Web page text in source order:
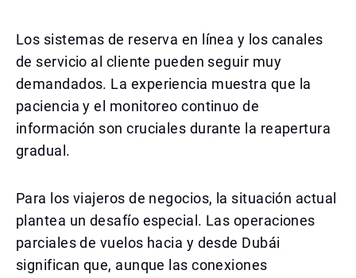
Los sistemas de reserva en línea y los canales
de servicio al cliente pueden seguir muy
demandados. La experiencia muestra que la
paciencia y el monitoreo continuo de
información son cruciales durante la reapertura
gradual.
Para los viajeros de negocios, la situación actual
plantea un desafío especial. Las operaciones
parciales de vuelos hacia y desde Dubái
significan que, aunque las conexiones